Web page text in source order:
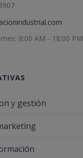
8:00 AM - 18:00 PM
y gestión